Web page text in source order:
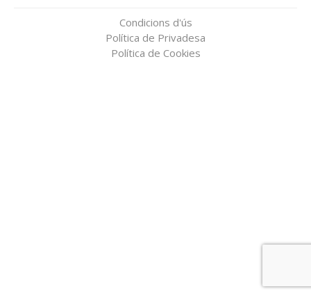
Condicions d'ús
Política de Privadesa
Política de Cookies